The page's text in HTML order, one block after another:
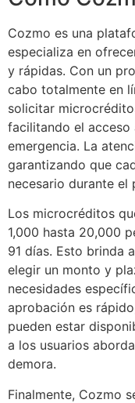
Cozmo es una
especializa en
y rápidas. Con un
cabo totalmente en
solicitar
facilitando el acceso
emergencia. La
garantizando que
necesario durante el
Los microcréditos
1,000 hasta 20,000
91 días. Esto brinda
elegir un monto y
necesidades
aprobación es
pueden estar
a los usuarios
demora.
Finalmente, Cozmo